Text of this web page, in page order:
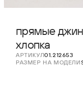
прямые
хлопка
АРТИКУЛ01.212653
РАЗМЕР НА МОДЕЛИ